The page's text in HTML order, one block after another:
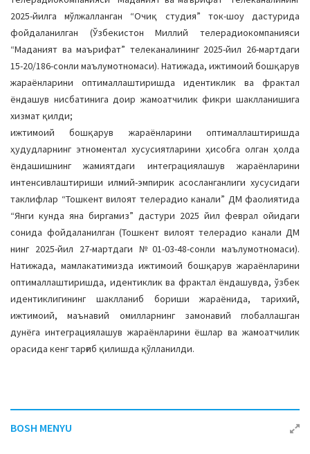
2025-йилга мўлжалланган “Очиқ студия” ток-шоу дастурида
фойдаланилган (Ўзбекистон Миллий телерадиокомпанияси
“Маданият ва маърифат” телеканалининг 2025-йил 26-мартдаги
15-20/186-сонли маълумотномаси). Натижада, ижтимоий бошқарув
жараёнларини оптималлаштиришда идентиклик ва фрактал
ёндашув нисбатинига доир жамоатчилик фикри шаклланишига
хизмат қилди;
ижтимоий бошқарув жараёнларини оптималлаштиришда
ҳудудларнинг этноментал хусусиятларини ҳисобга олган ҳолда
ёндашишнинг жамиятдаги интеграциялашув жараёнларини
интенсивлаштириши илмий-эмпирик асосланганлиги хусусидаги
таклифлар “Тошкент вилоят телерадио канали” ДМ фаолиятида
“Янги кунда яна биргамиз” дастури 2025 йил феврал ойидаги
сонида фойдаланилган (Тошкент вилоят телерадио канали ДМ
нинг 2025-йил 27-мартдаги №01-03-48-сонли маълумотномаси).
Натижада, мамлакатимизда ижтимоий бошқарув жараёнларини
оптималлаштиришда, идентиклик ва фрактал ёндашувда, ўзбек
идентиклигининг шаклланиб бориши жараёнида, тарихий,
ижтимоий, маънавий омилларнинг замонавий глобаллашган
дунёга интеграциялашув жараёнларини ёшлар ва жамоатчилик
орасида кенг тарғиб қилишда қўлланилди.
BOSH MENYU